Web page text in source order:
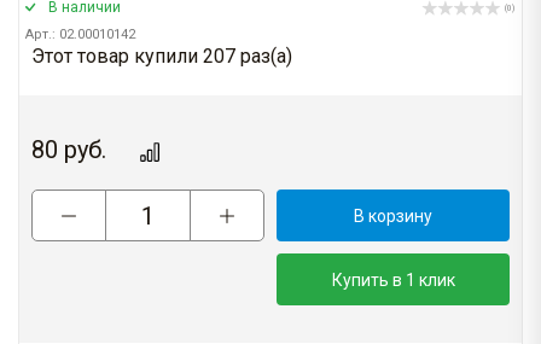
В наличии
Арт.: 02.00010142
(0)
Этот товар купили 207 раз(a)
80 руб.
В корзину
Купить в 1 клик